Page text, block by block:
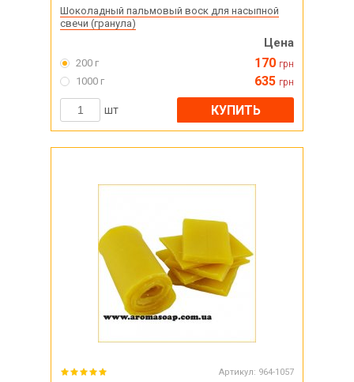
Шоколадный пальмовый воск для насыпной
свечи (гранула)
Цена
200 г 170 грн
1000 г 635 грн
шт КУПИТЬ
Артикул: 964-1057